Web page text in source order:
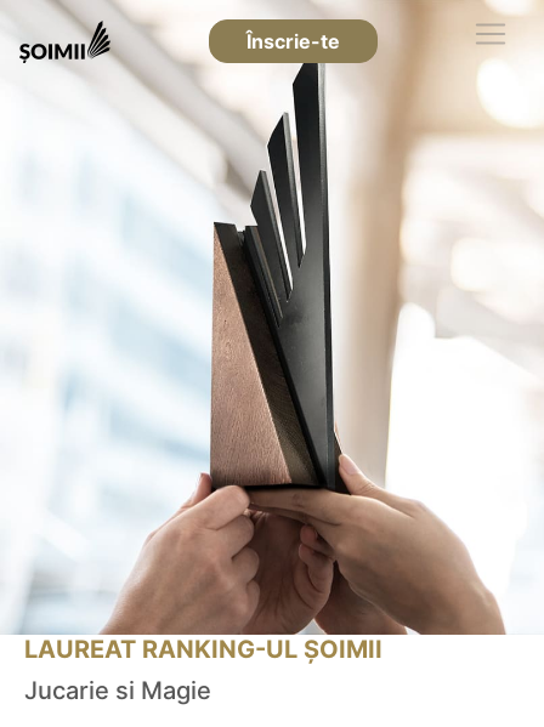
Înscrie-te
LAUREAT RANKING-UL ȘOIMII
Jucarie si Magie